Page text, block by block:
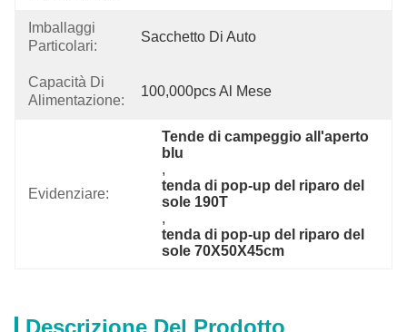
Imballaggi
Particolari:
Sacchetto Di Auto
Capacità Di
Alimentazione:
100,000pcs Al Mese
Evidenziare:
Tende di campeggio all'aperto
blu
,
tenda di pop-up del riparo del
sole 190T
,
tenda di pop-up del riparo del
sole 70X50X45cm
Descrizione Del Prodotto